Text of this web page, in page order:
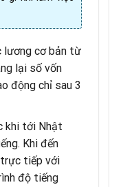
lương cơ bản từ
lại số vốn
động chỉ sau 3
khi tới Nhật
Khi đến
trực tiếp với
độ tiếng